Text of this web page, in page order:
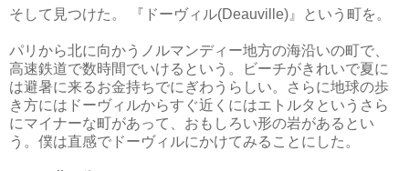
そして見つけた。 『ドーヴィル(Deauville)』という町を。
パリから北に向かうノルマンディー地方の海沿いの町で、
高速鉄道で数時間でいけるという。ビーチがきれいで夏に
は避暑に来るお金持ちでにぎわうらしい。さらに地球の歩
き方にはドーヴィルからすぐ近くにはエトルタというさら
にマイナーな町があって、おもしろい形の岩があるとい
う。僕は直感でドーヴィルにかけてみることにした。